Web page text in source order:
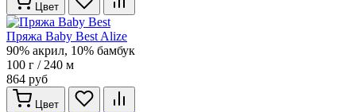
Цвет
Пряжа Baby Best Alize
90% акрил, 10% бамбук
100 г / 240 м
864 руб
Цвет